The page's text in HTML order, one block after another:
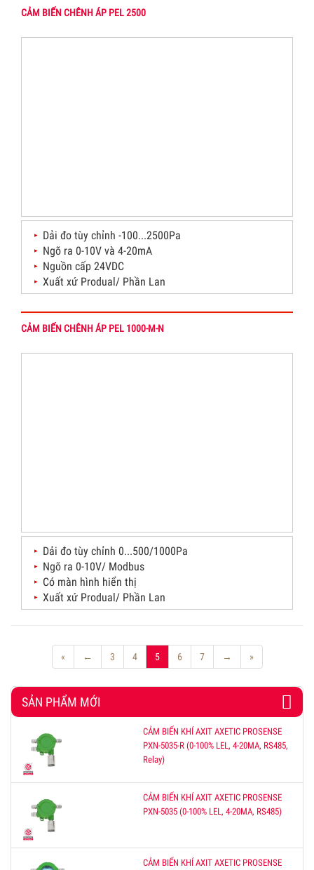
CẢM BIẾN CHÊNH ÁP PEL 2500
Dải đo tùy chỉnh -100...2500Pa
Ngõ ra 0-10V và 4-20mA
Nguồn cấp 24VDC
Xuất xứ Produal/ Phần Lan
CẢM BIẾN CHÊNH ÁP PEL 1000-M-N
Dải đo tùy chỉnh 0...500/1000Pa
Ngõ ra 0-10V/ Modbus
Có màn hình hiển thị
Xuất xứ Produal/ Phần Lan
« ← 3 4 5 6 7 → »
SẢN PHẨM MỚI
CẢM BIẾN KHÍ AXIT AXETIC PROSENSE
PXN-5035-R (0-100% LEL, 4-20MA, RS485,
Relay)
CẢM BIẾN KHÍ AXIT AXETIC PROSENSE
PXN-5035 (0-100% LEL, 4-20MA, RS485)
CẢM BIẾN KHÍ AXIT AXETIC PROSENSE